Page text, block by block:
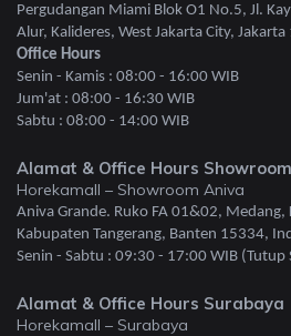
Pergudangan Miami Blok O1 No.5, Jl.
Alur, Kalideres, West Jakarta City,
Office Hours
Senin - Kamis : 08:00 - 16:00 WIB
Jum'at : 08:00 - 16:30 WIB
Sabtu : 08:00 - 14:00 WIB
Alamat & Office Hours
Horekamall – Showroom Aniva
Aniva Grande. Ruko FA 01&02, Medang,
Kabupaten Tangerang, Banten 15334,
Senin - Sabtu : 09:30 - 17:00 WIB (Tutup
Alamat & Office Hours Surabaya
Horekamall – Surabaya